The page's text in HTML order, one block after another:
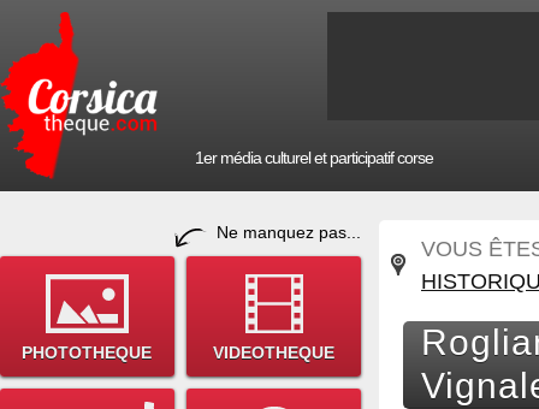
1er média culturel et participatif corse
Ne manquez pas...
PHOTOTHEQUE VIDEOTHEQUE
VOUS